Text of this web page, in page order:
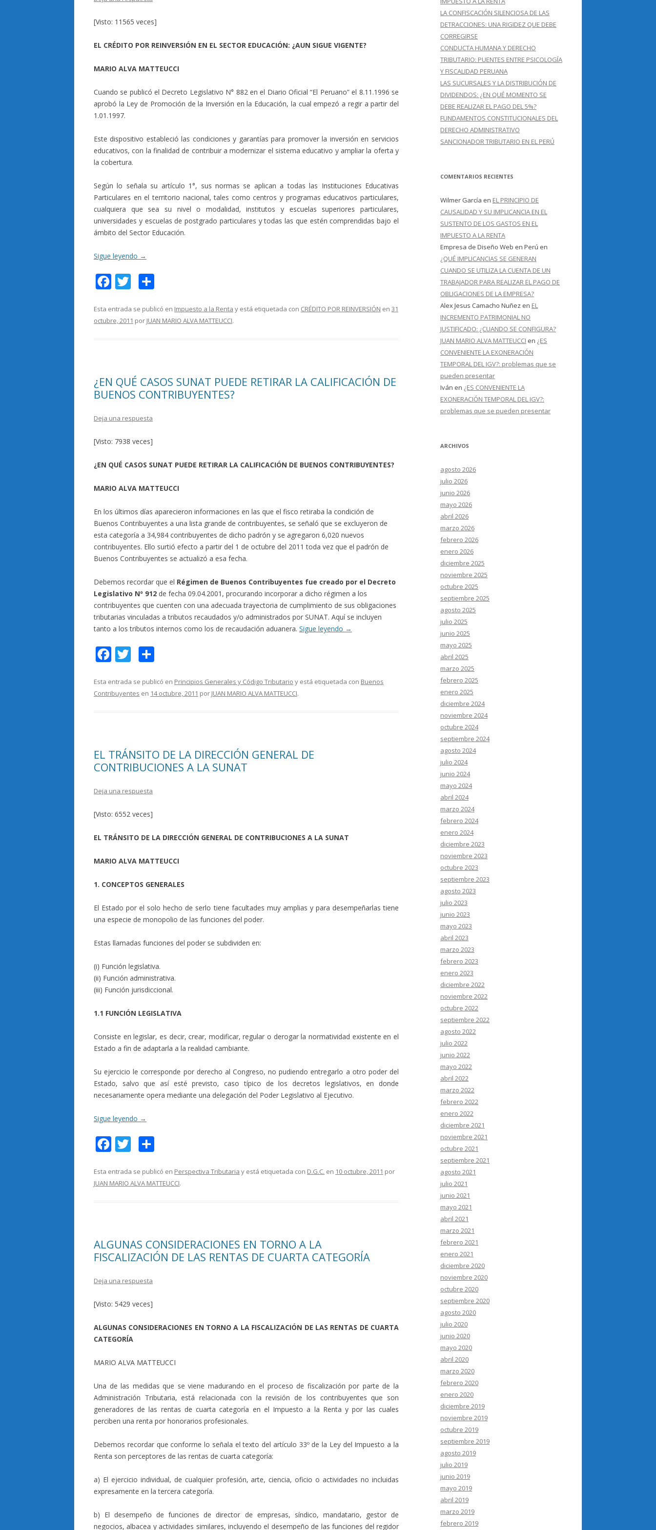
[Visto: 11565 veces]
EL CRÉDITO POR REINVERSIÓN EN EL SECTOR EDUCACIÓN: ¿AUN SIGUE VIGENTE?
MARIO ALVA MATTEUCCI
Cuando se publicó el Decreto Legislativo N° 882 en el Diario Oficial “El Peruano” el 8.11.1996 se
aprobó la Ley de Promoción de la Inversión en la Educación, la cual empezó a regir a partir del
1.01.1997.
Este dispositivo estableció las condiciones y garantías para promover la inversión en servicios
educativos, con la finalidad de contribuir a modernizar el sistema educativo y ampliar la oferta y
la cobertura.
Según lo señala su artículo 1°, sus normas se aplican a todas las Instituciones Educativas
Particulares en el territorio nacional, tales como centros y programas educativos particulares,
cualquiera que sea su nivel o modalidad, institutos y escuelas superiores particulares,
universidades y escuelas de postgrado particulares y todas las que estén comprendidas bajo el
ámbito del Sector Educación.
Sigue leyendo →
F
e
b
k
T
itt
er
m
p
r
Esta entrada se publicó en Impuesto a la Renta y está etiquetada con CRÉDITO POR REINVERSIÓN en 31
octubre, 2011 por JUAN MARIO ALVA MATTEUCCI.
¿EN QUÉ CASOS SUNAT PUEDE RETIRAR LA CALIFICACIÓN DE
BUENOS CONTRIBUYENTES?
Deja una respuesta
[Visto: 7938 veces]
¿EN QUÉ CASOS SUNAT PUEDE RETIRAR LA CALIFICACIÓN DE BUENOS CONTRIBUYENTES?
MARIO ALVA MATTEUCCI
En los últimos días aparecieron informaciones en las que el fisco retiraba la condición de
Buenos Contribuyentes a una lista grande de contribuyentes, se señaló que se excluyeron de
esta categoría a 34,984 contribuyentes de dicho padrón y se agregaron 6,020 nuevos
contribuyentes. Ello surtió efecto a partir del 1 de octubre del 2011 toda vez que el padrón de
Buenos Contribuyentes se actualizó a esa fecha.
Debemos recordar que el Régimen de Buenos Contribuyentes fue creado por el Decreto
Legislativo Nº 912 de fecha 09.04.2001, procurando incorporar a dicho régimen a los
contribuyentes que cuenten con una adecuada trayectoria de cumplimiento de sus obligaciones
tributarias vinculadas a tributos recaudados y/o administrados por SUNAT. Aquí se incluyen
tanto a los tributos internos como los de recaudación aduanera. Sigue leyendo →
F
e
b
k
T
itt
er
m
p
r
Esta entrada se publicó en Principios Generales y Código Tributario y está etiquetada con Buenos
Contribuyentes en 14 octubre, 2011 por JUAN MARIO ALVA MATTEUCCI.
EL TRÁNSITO DE LA DIRECCIÓN GENERAL DE
CONTRIBUCIONES A LA SUNAT
Deja una respuesta
[Visto: 6552 veces]
EL TRÁNSITO DE LA DIRECCIÓN GENERAL DE CONTRIBUCIONES A LA SUNAT
MARIO ALVA MATTEUCCI
1. CONCEPTOS GENERALES
El Estado por el solo hecho de serlo tiene facultades muy amplias y para desempeñarlas tiene
una especie de monopolio de las funciones del poder.
Estas llamadas funciones del poder se subdividen en:
(i) Función legislativa.
(ii) Función administrativa.
(iii) Función jurisdiccional.
1.1 FUNCIÓN LEGISLATIVA
Consiste en legislar, es decir, crear, modificar, regular o derogar la normatividad existente en el
Estado a fin de adaptarla a la realidad cambiante.
Su ejercicio le corresponde por derecho al Congreso, no pudiendo entregarlo a otro poder del
Estado, salvo que así esté previsto, caso típico de los decretos legislativos, en donde
necesariamente opera mediante una delegación del Poder Legislativo al Ejecutivo.
Sigue leyendo →
F
e
b
k
T
itt
er
m
p
r
Esta entrada se publicó en Perspectiva Tributaria y está etiquetada con D.G.C. en 10 octubre, 2011 por
JUAN MARIO ALVA MATTEUCCI.
ALGUNAS CONSIDERACIONES EN TORNO A LA
FISCALIZACIÓN DE LAS RENTAS DE CUARTA CATEGORÍA
Deja una respuesta
[Visto: 5429 veces]
ALGUNAS CONSIDERACIONES EN TORNO A LA FISCALIZACIÓN DE LAS RENTAS DE CUARTA
CATEGORÍA
MARIO ALVA MATTEUCCI
Una de las medidas que se viene madurando en el proceso de fiscalización por parte de la
Administración Tributaria, está relacionada con la revisión de los contribuyentes que son
generadores de las rentas de cuarta categoría en el Impuesto a la Renta y por las cuales
perciben una renta por honorarios profesionales.
Debemos recordar que conforme lo señala el texto del artículo 33º de la Ley del Impuesto a la
Renta son perceptores de las rentas de cuarta categoría:
a) El ejercicio individual, de cualquier profesión, arte, ciencia, oficio o actividades no incluidas
expresamente en la tercera categoría.
b) El desempeño de funciones de director de empresas, síndico, mandatario, gestor de
negocios, albacea y actividades similares, incluyendo el desempeño de las funciones del regidor
LA CONFISCACIÓN SILENCIOSA DE LAS
DETRACCIONES: UNA RIGIDEZ QUE DEBE
CORREGIRSE
CONDUCTA HUMANA Y DERECHO
TRIBUTARIO: PUENTES ENTRE PSICOLOGÍA
Y FISCALIDAD PERUANA
LAS SUCURSALES Y LA DISTRIBUCIÓN DE
DIVIDENDOS: ¿EN QUÉ MOMENTO SE
DEBE REALIZAR EL PAGO DEL 5%?
FUNDAMENTOS CONSTITUCIONALES DEL
DERECHO ADMINISTRATIVO
SANCIONADOR TRIBUTARIO EN EL PERÚ
COMENTARIOS RECIENTES
Wilmer García en EL PRINCIPIO DE
CAUSALIDAD Y SU IMPLICANCIA EN EL
SUSTENTO DE LOS GASTOS EN EL
IMPUESTO A LA RENTA
Empresa de Diseño Web en Perú en
¿QUÉ IMPLICANCIAS SE GENERAN
CUANDO SE UTILIZA LA CUENTA DE UN
TRABAJADOR PARA REALIZAR EL PAGO DE
OBLIGACIONES DE LA EMPRESA?
Alex Jesus Camacho Nuñez en EL
INCREMENTO PATRIMONIAL NO
JUSTIFICADO: ¿CUANDO SE CONFIGURA?
JUAN MARIO ALVA MATTEUCCI en ¿ES
CONVENIENTE LA EXONERACIÓN
TEMPORAL DEL IGV?: problemas que se
pueden presentar
Iván en ¿ES CONVENIENTE LA
EXONERACIÓN TEMPORAL DEL IGV?:
problemas que se pueden presentar
ARCHIVOS
agosto 2026
julio 2026
junio 2026
mayo 2026
abril 2026
marzo 2026
febrero 2026
enero 2026
diciembre 2025
noviembre 2025
octubre 2025
septiembre 2025
agosto 2025
julio 2025
junio 2025
mayo 2025
abril 2025
marzo 2025
febrero 2025
enero 2025
diciembre 2024
noviembre 2024
octubre 2024
septiembre 2024
agosto 2024
julio 2024
junio 2024
mayo 2024
abril 2024
marzo 2024
febrero 2024
enero 2024
diciembre 2023
noviembre 2023
octubre 2023
septiembre 2023
agosto 2023
julio 2023
junio 2023
mayo 2023
abril 2023
marzo 2023
febrero 2023
enero 2023
diciembre 2022
noviembre 2022
octubre 2022
septiembre 2022
agosto 2022
julio 2022
junio 2022
mayo 2022
abril 2022
marzo 2022
febrero 2022
enero 2022
diciembre 2021
noviembre 2021
octubre 2021
septiembre 2021
agosto 2021
julio 2021
junio 2021
mayo 2021
abril 2021
marzo 2021
febrero 2021
enero 2021
diciembre 2020
noviembre 2020
octubre 2020
septiembre 2020
agosto 2020
julio 2020
junio 2020
mayo 2020
abril 2020
marzo 2020
febrero 2020
enero 2020
diciembre 2019
noviembre 2019
octubre 2019
septiembre 2019
agosto 2019
julio 2019
junio 2019
mayo 2019
abril 2019
marzo 2019
febrero 2019